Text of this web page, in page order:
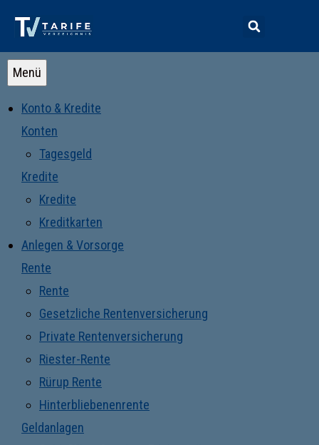
Menü
Konto & Kredite
Konten
Tagesgeld
Kredite
Kredite
Kreditkarten
Anlegen & Vorsorge
Rente
Rente
Gesetzliche Rentenversicherung
Private Rentenversicherung
Riester-Rente
Rürup Rente
Hinterbliebenenrente
Geldanlagen